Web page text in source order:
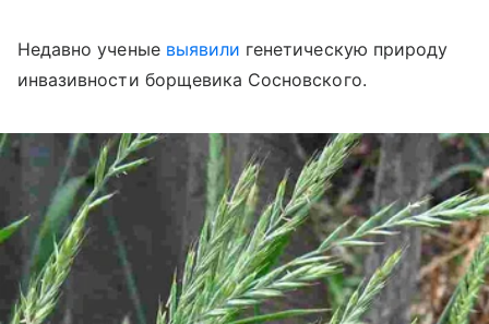
Недавно ученые выявили генетическую природу
инвазивности борщевика Сосновского.